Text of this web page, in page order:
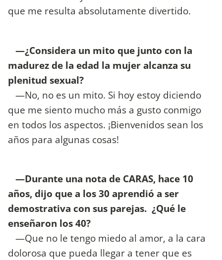
que me resulta absolutamente divertido.
—¿Considera un mito que junto con la
madurez de la edad la mujer alcanza su
plenitud sexual?
—No, no es un mito. Si hoy estoy diciendo
que me siento mucho más a gusto conmigo
en todos los aspectos. ¡Bienvenidos sean los
años para algunas cosas!
—Durante una nota de CARAS, hace 10
años, dijo que a los 30 aprendió a ser
demostrativa con sus parejas. ¿Qué le
enseñaron los 40?
—Que no le tengo miedo al amor, a la cara
dolorosa que pueda llegar a tener que es